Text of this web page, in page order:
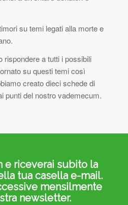
su temi legati alla morte e
rispondere a tutti i possibili
su questi temi così
creato dieci schede di
punti del nostro vademecum.
e riceverai subito la
tua casella e-mail.
mensilmente
newsletter.